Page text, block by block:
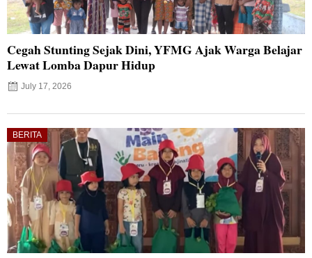
Cegah Stunting Sejak Dini, YFMG Ajak Warga Belajar
Lewat Lomba Dapur Hidup
July 17, 2026
BERITA